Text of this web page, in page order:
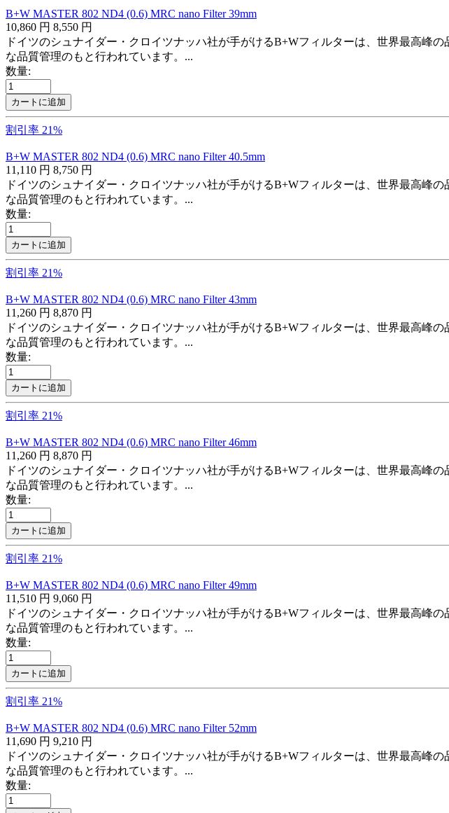
B+W MASTER 802 ND4 (0.6) MRC nano Filter 39mm
10,860 円 8,550 円
ドイツのシュナイダー・クロイツナッハ社が手がけるB+Wフィルターは、世界最高峰
な品質管理のもと行われています。...
数量:
カートに追加
割引率 21%
B+W MASTER 802 ND4 (0.6) MRC nano Filter 40.5mm
11,110 円 8,750 円
ドイツのシュナイダー・クロイツナッハ社が手がけるB+Wフィルターは、世界最高峰
な品質管理のもと行われています。...
数量:
カートに追加
割引率 21%
B+W MASTER 802 ND4 (0.6) MRC nano Filter 43mm
11,260 円 8,870 円
ドイツのシュナイダー・クロイツナッハ社が手がけるB+Wフィルターは、世界最高峰
な品質管理のもと行われています。...
数量:
カートに追加
割引率 21%
B+W MASTER 802 ND4 (0.6) MRC nano Filter 46mm
11,260 円 8,870 円
ドイツのシュナイダー・クロイツナッハ社が手がけるB+Wフィルターは、世界最高峰
な品質管理のもと行われています。...
数量:
カートに追加
割引率 21%
B+W MASTER 802 ND4 (0.6) MRC nano Filter 49mm
11,510 円 9,060 円
ドイツのシュナイダー・クロイツナッハ社が手がけるB+Wフィルターは、世界最高峰
な品質管理のもと行われています。...
数量:
カートに追加
割引率 21%
B+W MASTER 802 ND4 (0.6) MRC nano Filter 52mm
11,690 円 9,210 円
ドイツのシュナイダー・クロイツナッハ社が手がけるB+Wフィルターは、世界最高峰
な品質管理のもと行われています。...
数量: